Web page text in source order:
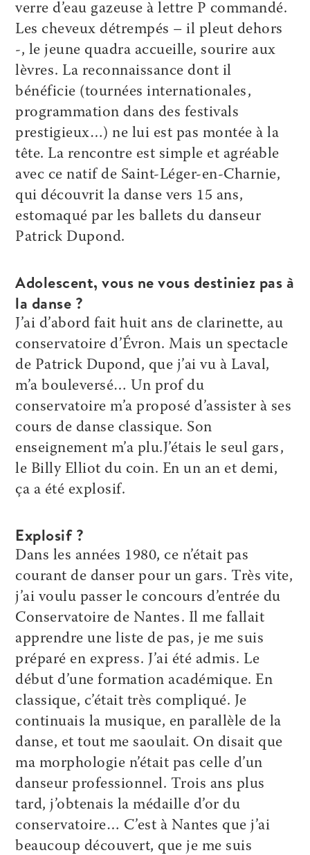
verre d’eau gazeuse à lettre P commandé.
Les cheveux détrempés – il pleut dehors
-, le jeune quadra accueille, sourire aux
lèvres. La reconnaissance dont il
bénéficie (tournées internationales,
programmation dans des festivals
prestigieux…) ne lui est pas montée à la
tête. La rencontre est simple et agréable
avec ce natif de Saint-Léger-en-Charnie,
qui découvrit la danse vers 15 ans,
estomaqué par les ballets du danseur
Patrick Dupond.
Adolescent, vous ne vous destiniez pas à
la danse ?
J’ai d’abord fait huit ans de clarinette, au
conservatoire d’Évron. Mais un spectacle
de Patrick Dupond, que j’ai vu à Laval,
m’a bouleversé… Un prof du
conservatoire m’a proposé d’assister à ses
cours de danse classique. Son
enseignement m’a plu.J’étais le seul gars,
le Billy Elliot du coin. En un an et demi,
ça a été explosif.
Explosif ?
Dans les années 1980, ce n’était pas
courant de danser pour un gars. Très vite,
j’ai voulu passer le concours d’entrée du
Conservatoire de Nantes. Il me fallait
apprendre une liste de pas, je me suis
préparé en express. J’ai été admis. Le
début d’une formation académique. En
classique, c’était très compliqué. Je
continuais la musique, en parallèle de la
danse, et tout me saoulait. On disait que
ma morphologie n’était pas celle d’un
danseur professionnel. Trois ans plus
tard, j’obtenais la médaille d’or du
conservatoire… C’est à Nantes que j’ai
beaucoup découvert, que je me suis